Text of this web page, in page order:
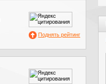
Поднять рейтинг